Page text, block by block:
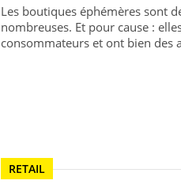
Les boutiques éphémères sont
nombreuses. Et pour cause :
consommateurs et ont bien des
RETAIL